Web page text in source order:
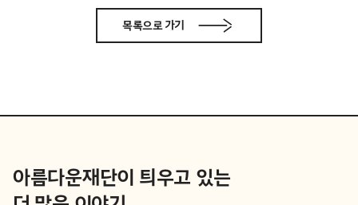
목록으로 가기
아름다운재단이 틔우고 있는